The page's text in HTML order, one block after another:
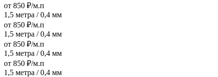
от 850 ₽/м.п
1,5 метра / 0,4 мм
от 850 ₽/м.п
1,5 метра / 0,4 мм
от 850 ₽/м.п
1,5 метра / 0,4 мм
от 850 ₽/м.п
1,5 метра / 0,4 мм